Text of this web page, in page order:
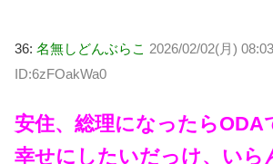
36: 名無しどんぶらこ 2026/02/02(月)
ID:6zFOakWa0
安住、総理になったらODA
幸せにしたいだっけ、いら